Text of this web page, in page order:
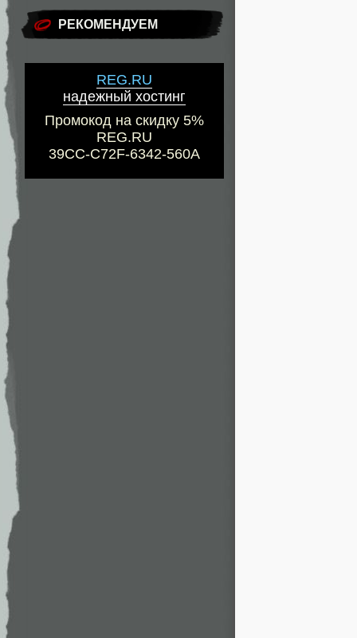
РЕКОМЕНДУЕМ
REG.RU
надежный хостинг
Промокод на скидку 5%
REG.RU
39CC-C72F-6342-560A